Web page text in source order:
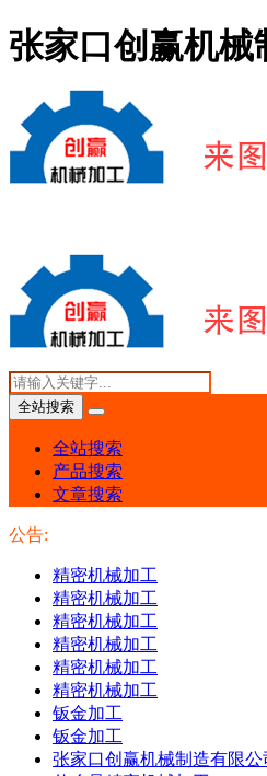
张家口创赢机械
全站搜索
全站搜索
产品搜索
文章搜索
公告:
精密机械加工
精密机械加工
精密机械加工
精密机械加工
精密机械加工
精密机械加工
钣金加工
钣金加工
张家口创赢机械制造有限